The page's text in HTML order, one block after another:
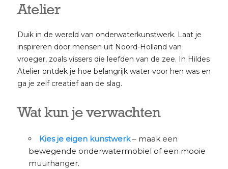
Atelier
Duik in de wereld van onderwaterkunstwerk. Laat je
inspireren door mensen uit Noord-Holland van
vroeger, zoals vissers die leefden van de zee. In Hildes
Atelier ontdek je hoe belangrijk water voor hen was en
ga je zelf creatief aan de slag.
Wat kun je verwachten
Kies je eigen kunstwerk– maak een
bewegende onderwatermobiel of een mooie
muurhanger.